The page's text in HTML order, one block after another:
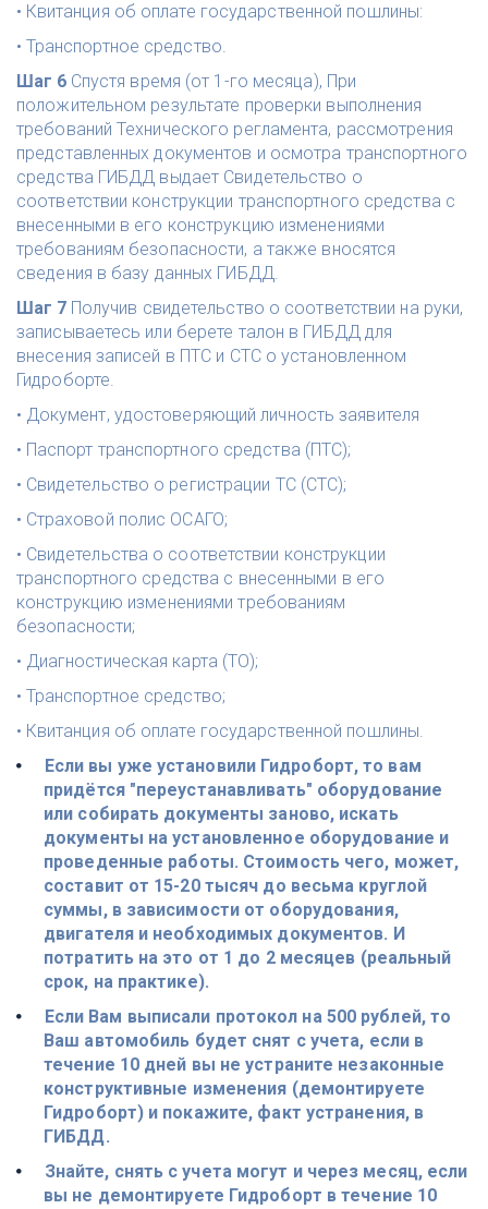
• Квитанция об оплате государственной пошлины:
• Транспортное средство.
Шаг 6 Спустя время (от 1-го месяца), При
положительном результате проверки выполнения
требований Технического регламента, рассмотрения
представленных документов и осмотра транспортного
средства ГИБДД выдает Свидетельство о
соответствии конструкции транспортного средства с
внесенными в его конструкцию изменениями
требованиям безопасности, а также вносятся
сведения в базу данных ГИБДД.
Шаг 7 Получив свидетельство о соответствии на руки,
записываетесь или берете талон в ГИБДД для
внесения записей в ПТС и СТС о установленном
Гидроборте.
• Документ, удостоверяющий личность заявителя
• Паспорт транспортного средства (ПТС);
• Свидетельство о регистрации ТС (СТС);
• Страховой полис ОСАГО;
• Свидетельства о соответствии конструкции
транспортного средства с внесенными в его
конструкцию изменениями требованиям
безопасности;
• Диагностическая карта (ТО);
• Транспортное средство;
• Квитанция об оплате государственной пошлины.
Если вы уже установили Гидроборт, то вам
придётся "переустанавливать" оборудование
или собирать документы заново, искать
документы на установленное оборудование и
проведенные работы. Стоимость чего, может,
составит от 15-20 тысяч до весьма круглой
суммы, в зависимости от оборудования,
двигателя и необходимых документов. И
потратить на это от 1 до 2 месяцев (реальный
срок, на практике).
Если Вам выписали протокол на 500 рублей, то
Ваш автомобиль будет снят с учета, если в
течение 10 дней вы не устраните незаконные
конструктивные изменения (демонтируете
Гидроборт) и покажите, факт устранения, в
ГИБДД.
Знайте, снять с учета могут и через месяц, если
вы не демонтируете Гидроборт в течение 10